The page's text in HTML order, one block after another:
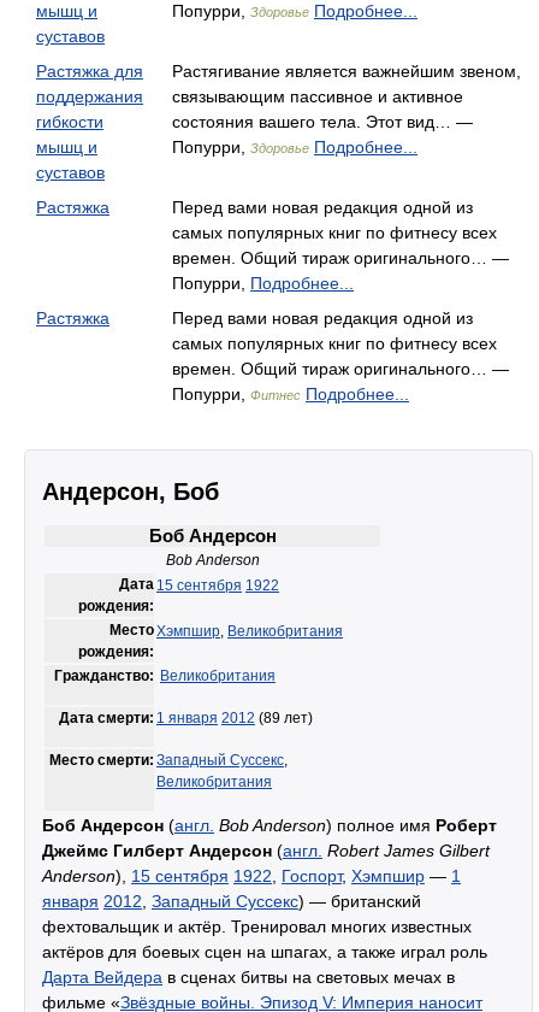
мышц и
суставов
Попурри,
Здоровье Подробнее...
Растяжка для
поддержания
гибкости
мышц и
суставов
Растягивание является важнейшим звеном,
связывающим пассивное и активное
состояния вашего тела. Этот вид… —
Попурри,
Здоровье Подробнее...
Растяжка
Перед вами новая редакция одной из
самых популярных книг по фитнесу всех
времен. Общий тираж оригинального… —
Попурри, Подробнее...
Растяжка
Перед вами новая редакция одной из
самых популярных книг по фитнесу всех
времен. Общий тираж оригинального… —
Попурри,
Фитнес Подробнее...
Андерсон, Боб
Боб Андерсон
Bob Anderson
Дата
рождения:
15 сентября 1922
Место
рождения:
Хэмпшир, Великобритания
Гражданство: Великобритания
Дата смерти: 1 января 2012 (89 лет)
Место смерти: Западный Суссекс,
Великобритания
Боб Андерсон (англ. Bob Anderson) полное имя Роберт
Джеймс Гилберт Андерсон (англ. Robert James Gilbert
Anderson), 15 сентября 1922 Госпорт, Хэмпшир — 1
января 2012 Западный Суссекс) — британский
фехтовальщик и актёр. Тренировал многих известных
актёров для боевых сцен на шпагах, а также играл роль
Дарта Вейдера в сценах битвы на световых мечах в
фильме «Звёздные войны. Эпизод V: Империя наносит